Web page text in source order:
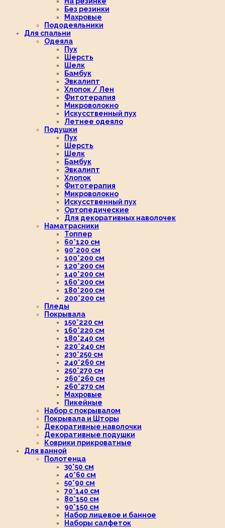
Без резинки
Махровые
Пододеяльники
Для спальни
Одеяла
Пух
Шерсть
Шелк
Бамбук
Эвкалипт
Хлопок / Лен
Фитотерапия
Микроволокно
Искусственный пух
Летнее одеяло
Подушки
Пух
Шерсть
Шелк
Бамбук
Эвкалипт
Хлопок
Фитотерапия
Микроволокно
Искусственный пух
Ортопедические
Для декоративных наволочек
Наматрасники
Топпер
60*120 см
90*200 см
100*200 см
120*200 см
140*200 см
160*200 см
180*200 см
200*200 см
Пледы
Покрывала
150*220 см
160*220 см
180*240 см
220*240 см
230*250 см
240*260 см
250*270 см
260*260 см
260*270 см
Махровые
Пикейные
Набор с покрывалом
Покрывала и Шторы
Декоративные наволочки
Декоративные подушки
Коврики прикроватные
Для ванной
Полотенца
30*50 см
40*60 см
50*90 см
70*140 см
80*150 см
90*150 см
Набор лицевое и банное
Наборы салфеток